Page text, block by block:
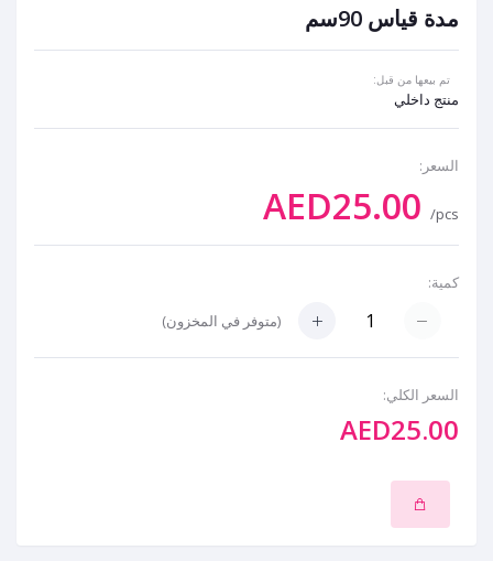
مدة قياس 90سم
تم بيعها من قبل:
منتج داخلي
السعر:
AED25.00 /pcs
كمية:
(متوفر في المخزون)
السعر الكلي:
AED25.00